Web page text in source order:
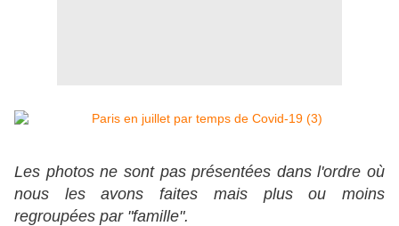
Les photos ne sont pas présentées dans l'ordre où
nous les avons faites mais plus ou moins
regroupées par "famille".